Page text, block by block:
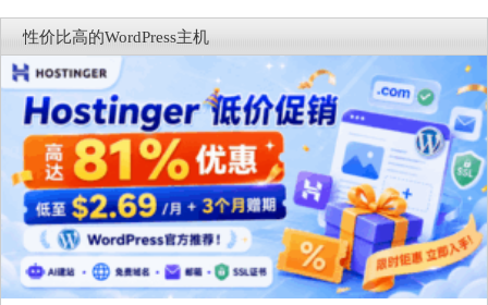
商能力
复，仅建议在测试环境体验
性价比高的WordPress主机